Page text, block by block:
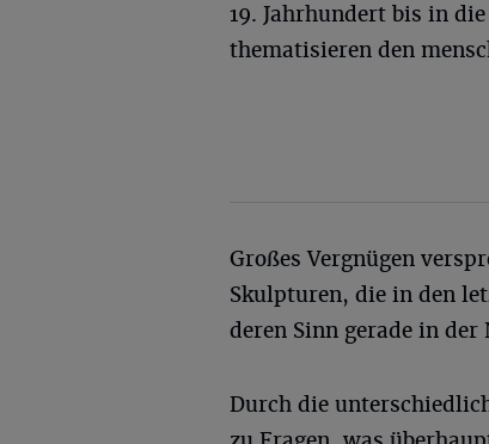
19. Jahrhundert bis in
thematisieren den
Großes Vergnügen
Skulpturen, die in den
deren Sinn gerade in
Durch die